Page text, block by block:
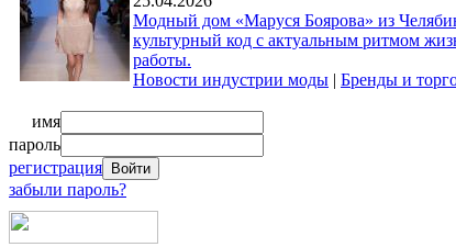
Модный дом «Маруся Боярова» из
культурный код с актуальным ритмом
работы.
Новости индустрии моды | Бренды и
имя
пароль
регистрация
забыли пароль?